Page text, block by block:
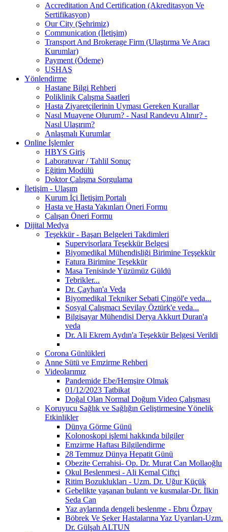
Accreditation And Certification (Akreditasyon Ve
Sertifikasyon)
Our City (Şehrimiz)
Communication (İletişim)
Transport And Brokerage Firm (Ulaştırma Ve Aracı
Kurumlar)
Payment (Ödeme)
USHAŞ
Yönlendirme
Hastane Bilgi Rehberi
Poliklinik Çalışma Saatleri
Hasta Ziyaretçilerinin Uyması Gereken Kurallar
Nasıl Muayene Olurum? - Nasıl Randevu Alınır? -
Nasıl Ulaşırım?
Anlaşmalı Kurumlar
Online İşlemler
HBYS Giriş
Laboratuvar / Tahlil Sonuç
Eğitim Modülü
Doktor Çalışma Sorgulama
İletişim - Ulaşım
Kurum İçi İletişim Portalı
Hasta ve Hasta Yakınları Öneri Formu
Çalışan Öneri Formu
Dijital Medya
Teşekkür - Başarı Belgeleri Takdimleri
Supervisorlara Teşekkür Belgesi
Biyomedikal Mühendisliği Birimine Teşşekkür
Fatura Birimine Teşekkür
Masa Tenisinde Yüzümüz Güldü
Tebrikler...
Dr. Çayhan'a Veda
Biyomedikal Tekniker Sebati Çingöl'e veda...
Sosyal Çalışmacı Sevilay Öztürk'e veda...
Bilgisayar Mühendisi Derya Akkurt Duran'a
veda
Dr. Ali Ekrem Aydın'a Teşekkür Belgesi Verildi
Corona Günlükleri
Anne Sütü ve Emzirme Rehberi
Videolarımız
Pandemide Ebe/Hemşire Olmak
01/12/2023 Tatbikat
Doğal Olan Normal Doğum Video Çalışması
Koruyucu Sağlık ve Sağlığın Geliştirmesine Yönelik
Etkinlikler
Dünya Görme Günü
Kolonoskopi işlemi hakkında bilgiler
Emzirme Haftası Bilgilendirme
28 Temmuz Dünya Hepatit Günü
Obezite Cerrahisi- Op. Dr. Murat Can Mollaoğlu
Okul Beslenmesi - Ali Kemal Çiftçi
Ritim Bozuklukları - Uzm. Dr. Uğur Küçük
Gebelikte yaşanan bulantı ve kusmalar-Dr. İlkin
Seda Can
Yaz aylarında dengeli beslenme - Ebru Özpay
Böbrek Ve Şeker Hastalarına Yaz Uyarıları-Uzm.
Dr. Gülşah ALTUN